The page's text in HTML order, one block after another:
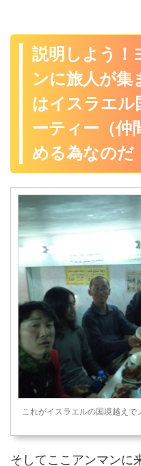
説明しよう！
ンに旅人が集
はイスラエル
ーティー（仲
める為なのだ
これがイスラエルの国境越え
そしてここアンマンに